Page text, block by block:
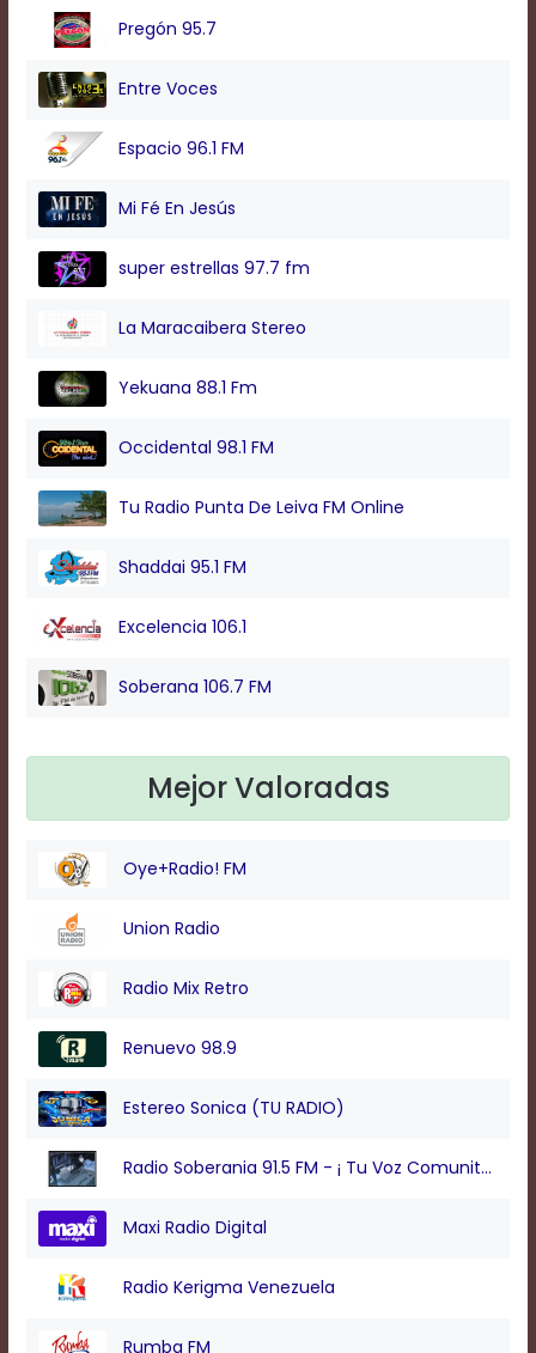
Pregón 95.7
Entre Voces
Espacio 96.1 FM
Mi Fé En Jesús
super estrellas 97.7 fm
La Maracaibera Stereo
Yekuana 88.1 Fm
Occidental 98.1 FM
Tu Radio Punta De Leiva FM Online
Shaddai 95.1 FM
Excelencia 106.1
Soberana 106.7 FM
Mejor Valoradas
Oye+Radio! FM
Union Radio
Radio Mix Retro
Renuevo 98.9
Estereo Sonica (TU RADIO)
Radio Soberania 91.5 FM - ¡ Tu Voz Comunitaria !
Maxi Radio Digital
Radio Kerigma Venezuela
Rumba FM